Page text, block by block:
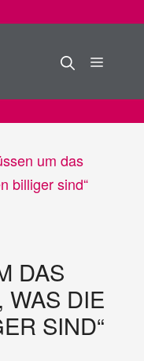
Menü
um das
billiger sind“
DAS
WAS DIE
SIND“